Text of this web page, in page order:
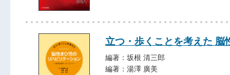
立つ・歩くことを考えた 脳
編著：坂根 清三郎
編著：湯澤 廣美